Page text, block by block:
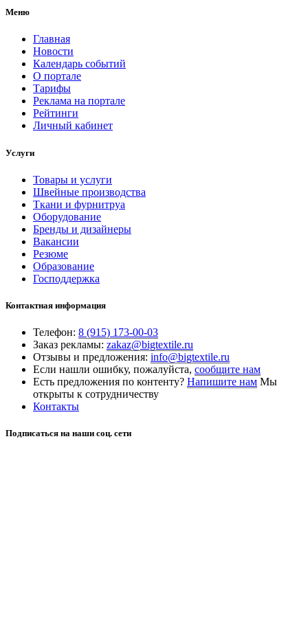
Меню
Главная
Новости
Календарь событий
О портале
Тарифы
Реклама на портале
Рейтинги
Личный кабинет
Услуги
Товары и услуги
Швейные производства
Ткани и фурнитруа
Оборудование
Бренды и дизайнеры
Вакансии
Резюме
Образование
Господдержка
Контактная информация
Телефон: 8 (915) 173-00-03
Заказ рекламы: zakaz@bigtextile.ru
Отзывы и предложения: info@bigtextile.ru
Если нашли ошибку, пожалуйста, сообщите нам
Есть предложения по контенту? Напишите нам Мы
открыты к сотрудничеству
Контакты
Подписаться на наши соц. сети